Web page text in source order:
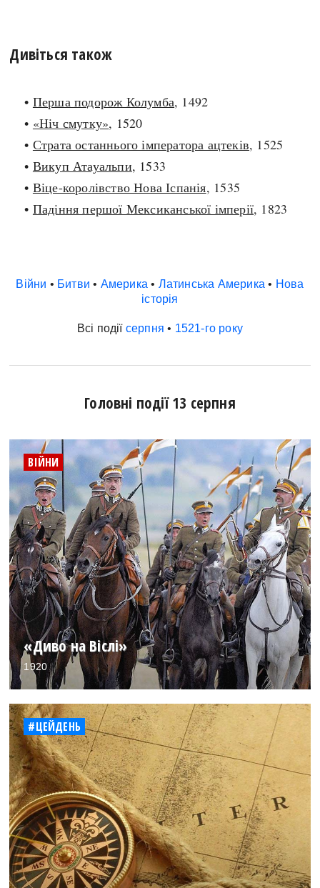
Дивіться також
• Перша подорож Колумба, 1492
• «Ніч смутку», 1520
• Страта останнього імператора ацтеків, 1525
• Викуп Атауальпи, 1533
• Віце-королівство Нова Іспанія, 1535
• Падіння першої Мексиканської імперії, 1823
Війни • Битви • Америка • Латинська Америка • Нова
історія
Всі події серпня • 1521-го року
Головні події 13 серпня
ВІЙНИ
«Диво на Віслі»
1920
#ЦЕЙДЕНЬ